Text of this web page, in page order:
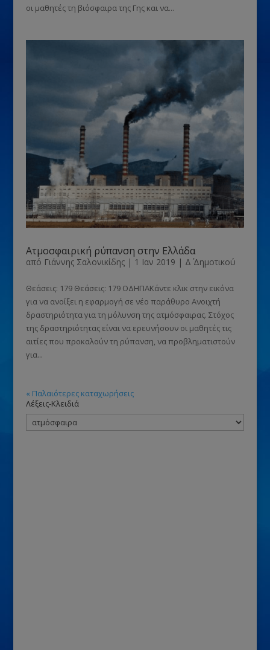
οι μαθητές τη βιόσφαιρα της Γης και να...
Ατμοσφαιρική ρύπανση στην Ελλάδα
από Γιάννης Σαλονικίδης| 1 Ιαν 2019 | Δ΄ Δημοτικού
Θεάσεις: 179 Θεάσεις: 179 ΟΔΗΓΙΑΚάντε κλικ στην εικόνα
για να ανοίξει η εφαρμογή σε νέο παράθυρο Ανοιχτή
δραστηριότητα για τη μόλυνση της ατμόσφαιρας. Στόχος
της δραστηριότητας είναι να ερευνήσουν οι μαθητές τις
αιτίες που προκαλούν τη ρύπανση, να προβληματιστούν
για...
« Παλαιότερες καταχωρήσεις
Λέξεις-Κλειδιά